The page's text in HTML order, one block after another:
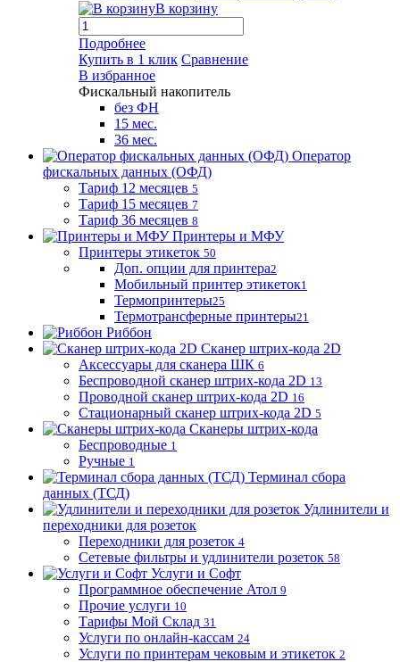
В корзину
Подробнее
Купить в 1 клик Сравнение
В избранное
Фискальный накопитель
без ФН
15 мес.
36 мес.
Оператор
фискальных данных (ОФД)
Тариф 12 месяцев 5
Тариф 15 месяцев 7
Тариф 36 месяцев 8
Принтеры и МФУ
Принтеры этикеток 50
Доп. опции для принтера2
Мобильный принтер этикеток1
Термопринтеры25
Термотрансферные принтеры21
Риббон
Сканер штрих-кода 2D
Аксессуары для сканера ШК 6
Беспроводной сканер штрих-кода 2D 13
Проводной сканер штрих-кода 2D 16
Стационарный сканер штрих-кода 2D 5
Сканеры штрих-кода
Беспроводные 1
Ручные 1
Терминал сбора
данных (ТСД)
Удлинители и
переходники для розеток
Переходники для розеток 4
Сетевые фильтры и удлинители розеток 58
Услуги и Софт
Программное обеспечение Атол 9
Прочие услуги 10
Тарифы Мой Склад 31
Услуги по онлайн-кассам 24
Услуги по принтерам чековым и этикеток 2